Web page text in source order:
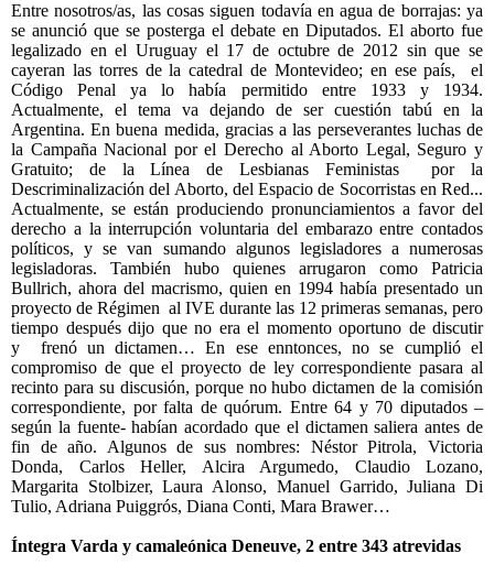
Entre nosotros/as, las cosas siguen todavía en agua de borrajas: ya
se anunció que se posterga el debate en Diputados. El aborto fue
legalizado en el Uruguay el 17 de octubre de 2012 sin que se
cayeran las torres de la catedral de Montevideo; en ese país, el
Código Penal ya lo había permitido entre 1933 y 1934.
Actualmente, el tema va dejando de ser cuestión tabú en la
Argentina. En buena medida, gracias a las perseverantes luchas de
la Campaña Nacional por el Derecho al Aborto Legal, Seguro y
Gratuito; de la Línea de Lesbianas Feministas por la
Descriminalización del Aborto, del Espacio de Socorristas en Red...
Actualmente, se están produciendo pronunciamientos a favor del
derecho a la interrupción voluntaria del embarazo entre contados
políticos, y se van sumando algunos legisladores a numerosas
legisladoras. También hubo quienes arrugaron como Patricia
Bullrich, ahora del macrismo, quien en 1994 había presentado un
proyecto de Régimen al IVE durante las 12 primeras semanas, pero
tiempo después dijo que no era el momento oportuno de discutir
y frenó un dictamen…En ese enntonces, no se cumplió el
compromiso de que el proyecto de ley correspondiente pasara al
recinto para su discusión, porque no hubo dictamen de la comisión
correspondiente, por falta de quórum. Entre 64 y 70 diputados –
según la fuente- habían acordado que el dictamen saliera antes de
fin de año. Algunos de sus nombres: Néstor Pitrola, Victoria
Donda, Carlos Heller, Alcira Argumedo, Claudio Lozano,
Margarita Stolbizer, Laura Alonso, Manuel Garrido, Juliana Di
Tulio, Adriana Puiggrós, Diana Conti, Mara Brawer…
Íntegra Varda y camaleónica Deneuve, 2 entre 343 atrevidas